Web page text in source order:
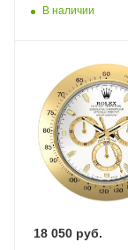
В наличии
18 050 руб.